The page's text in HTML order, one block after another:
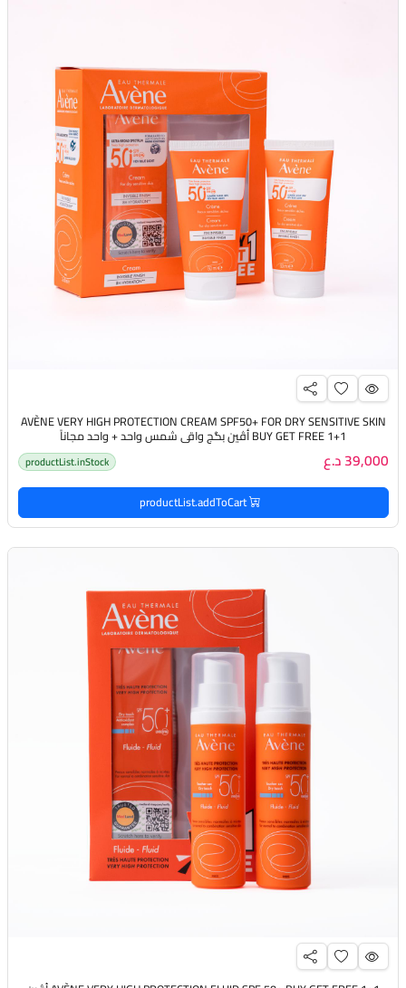
AVÈNE VERY HIGH PROTECTION CREAM SPF50+ FOR DRY SENSITIVE SKIN
BUY GET FREE 1+1 أڤين بگج واقي شمس واحد + واحد مجاناً
39,000 د.ع productList.inStock
productList.addToCart